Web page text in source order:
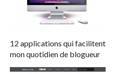
12 applications qui facilitent
mon quotidien de blogueur